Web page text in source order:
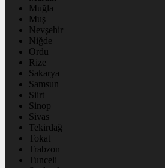
Muğla
Muş
Nevşehir
Niğde
Ordu
Rize
Sakarya
Samsun
Siirt
Sinop
Sivas
Tekirdağ
Tokat
Trabzon
Tunceli